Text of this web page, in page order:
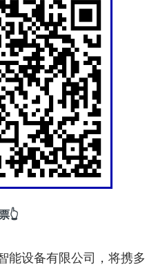
👆
能设备有限公司，将携多